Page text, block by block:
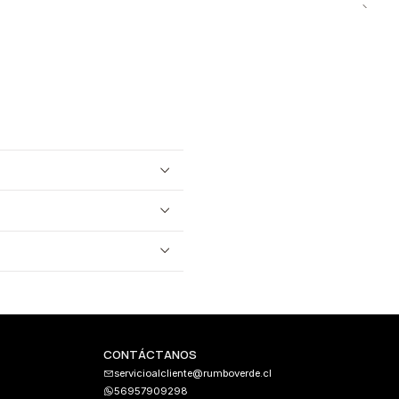
CONTÁCTANOS
servicioalcliente@rumboverde.cl
56957909298